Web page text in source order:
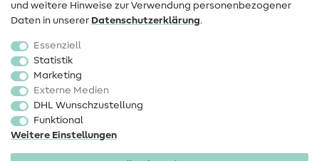
Stoffe
Sale
Schnittmuster
und weitere Hinweise zur Verwendung personenbezogener
Daten in unserer Daten­schutz­erklärung.
Essenziell
Statistik
Marketing
Externe Medien
DHL Wunschzustellung
Funktional
Weitere Einstellungen